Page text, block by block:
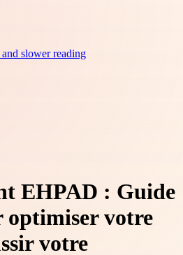
and slower reading
EHPAD : Guide
optimiser votre
votre